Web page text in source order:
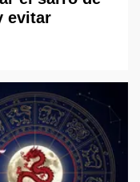
evitar